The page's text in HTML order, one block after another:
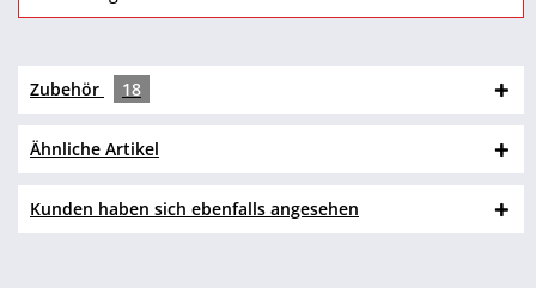
Zubehör 18
Ähnliche Artikel
Kunden haben sich ebenfalls angesehen